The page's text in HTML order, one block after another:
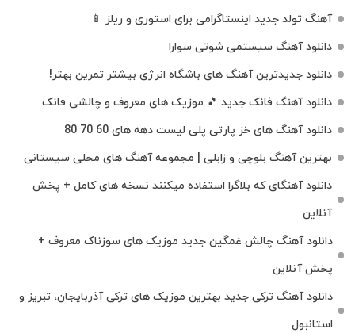
آهنگ تولد جدید اینستاگرامی برای استوری و ریلز 📱
دانلود آهنگ سیستمی شوتی سوارا
دانلود جدیدترین آهنگ‌ های باشگاه انرژی بیشتر تمرین بهتر!
دانلود آهنگ فانک جدید 🎵 موزیک‌ های معروف و چالشی فانک
دانلود آهنگ های خز پارتی پلی لیست دهه های 60 70 80
بهترین آهنگ بلوچی و زابلی | مجموعه آهنگ‌ های محلی سیستانی
دانلود آهنگای که بلاگرا استفاده میکنند نسخه های کامل + پخش
آنلاین
دانلود آهنگ چالش غمگین جدید موزیک های سوزناک معروف +
پخش آنلاین
دانلود آهنگ ترکی جدید بهترین موزیک‌ های ترکی آذربایجان، تبریز و
استانبول